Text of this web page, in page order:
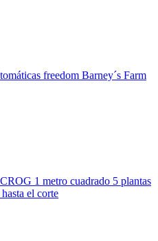
freedom Barney´s Farm
1 metro cuadrado 5 plantas
el corte